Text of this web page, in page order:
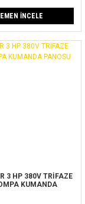
İNCELE
3 HP 380V TRİFAZE
KUMANDA